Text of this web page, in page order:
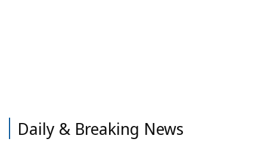
Daily & Breaking News